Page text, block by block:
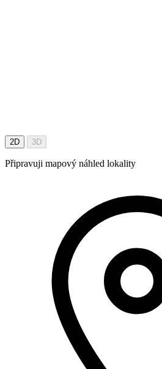
2D 3D
Připravuji mapový náhled lokality